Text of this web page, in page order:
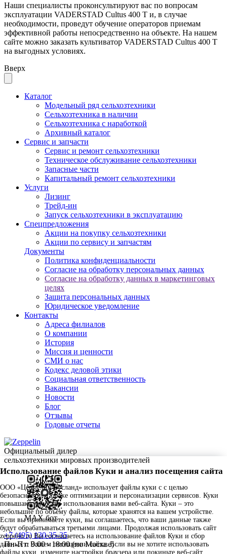
Наши специалисты проконсультируют вас по вопросам
эксплуатации VADERSTAD Cultus 400 T и, в случае
необходимости, проведут обучение операторов приемам
эффективной работы непосредственно на объекте. На нашем
сайте можно заказать культиватор VADERSTAD Cultus 400 T
на выгодных условиях.
Вверх
Каталог
Модельный ряд сельхозтехники
Сельхозтехника в наличии
Сельхозтехника с наработкой
Архивный каталог
Сервис и запчасти
Сервис и ремонт сельхозтехники
Техническое обслуживание сельхозтехники
Запасные части
Капитальный ремонт сельхозтехники
Услуги
Лизинг
Трейд-ин
Запуск сельхозтехники в эксплуатацию
Спецпредложения
Акции на покупку сельхозтехники
Акции по сервису и запчастям
Документы
Политика конфиденциальности
Согласие на обработку персональных данных
Согласие на обработку данных в маркетинговых
целях
Защита персональных данных
Юридическое уведомление
Контакты
Адреса филиалов
О компании
История
Миссия и ценности
СМИ о нас
Кодекс деловой этики
Социальная ответственность
Вакансии
Новости
Блог
Отзывы
Годовые отчеты
Официальный дилер
сельхозтехники мировых производителей
MAX бот
+7 (495) 130-35-35
Пн-Пт: 9:00 - 18:00 (по Москве)
Использование файлов Куки и анализ посещения сайта
ООО «Цеппелин Русланд» использует файлы куки c с целью
безопасности, а также оптимизации и персонализации сервисов. Куки
повышают удобство использования вами веб-сайта. Куки – это
небольшие по объему файлы, которые хранятся на вашем устройстве.
Если вы принимаете куки, вы соглашаетесь, что ваши данные также
будут обрабатываться третьими лицами. Продолжая использовать сайт
zeppelin.ru Вы соглашаетесь на использование файлов Куки и сбор
данных о Вашем посещении сайта. Если вы не хотите использовать
файлы куки, измените настройки браузера или покиньте веб-сайт.